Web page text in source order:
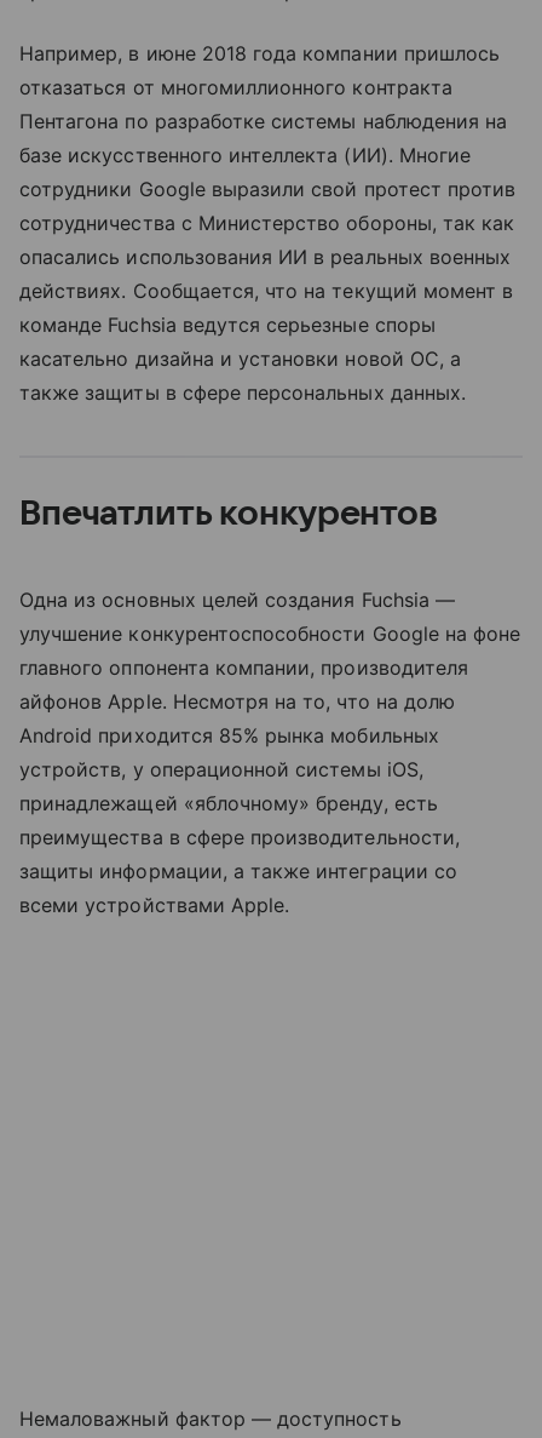
Например, в июне 2018 года компании пришлось
отказаться от многомиллионного контракта
Пентагона по разработке системы наблюдения на
базе искусственного интеллекта (ИИ). Многие
сотрудники Google выразили свой протест против
сотрудничества с Министерство обороны, так как
опасались использования ИИ в реальных военных
действиях. Сообщается, что на текущий момент в
команде Fuchsia ведутся серьезные споры
касательно дизайна и установки новой ОС, а
также защиты в сфере персональных данных.
Впечатлить конкурентов
Одна из основных целей создания Fuchsia —
улучшение конкурентоспособности Google на фоне
главного оппонента компании, производителя
айфонов Apple. Несмотря на то, что на долю
Android приходится 85% рынка мобильных
устройств, у операционной системы iOS,
принадлежащей «яблочному» бренду, есть
преимущества в сфере производительности,
защиты информации, а также интеграции со
всеми устройствами Apple.
Немаловажный фактор — доступность